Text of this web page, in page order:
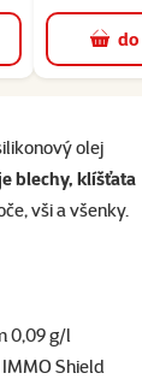
olej
blechy, klíšťata
vši a všenky.
0,09 g/l
Shield